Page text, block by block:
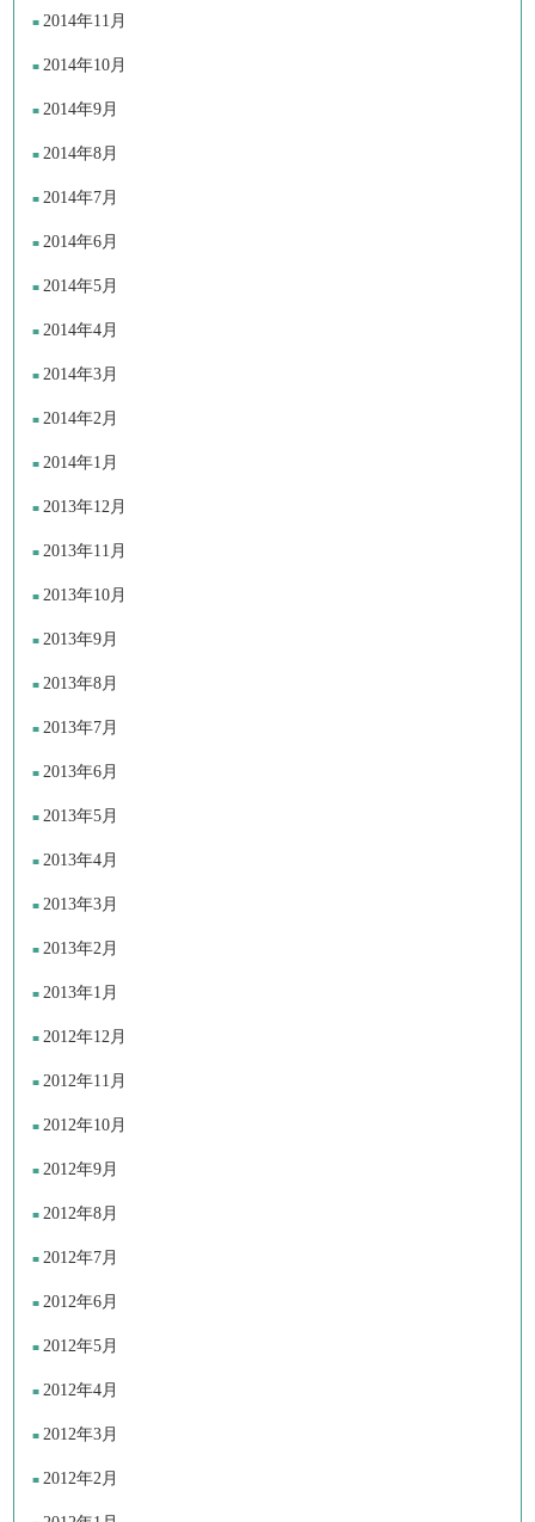
2014年11月
2014年10月
2014年9月
2014年8月
2014年7月
2014年6月
2014年5月
2014年4月
2014年3月
2014年2月
2014年1月
2013年12月
2013年11月
2013年10月
2013年9月
2013年8月
2013年7月
2013年6月
2013年5月
2013年4月
2013年3月
2013年2月
2013年1月
2012年12月
2012年11月
2012年10月
2012年9月
2012年8月
2012年7月
2012年6月
2012年5月
2012年4月
2012年3月
2012年2月